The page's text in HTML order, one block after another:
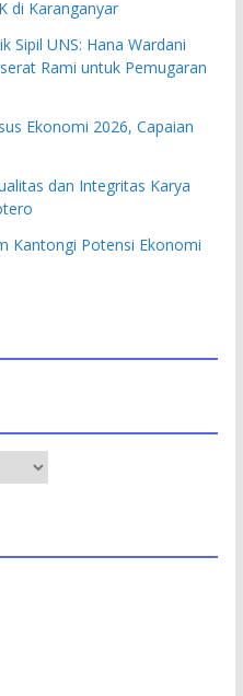
di Karanganyar
Sipil UNS: Hana Wardani
Rami untuk Pemugaran
Ekonomi 2026, Capaian
dan Integritas Karya
Kantongi Potensi Ekonomi